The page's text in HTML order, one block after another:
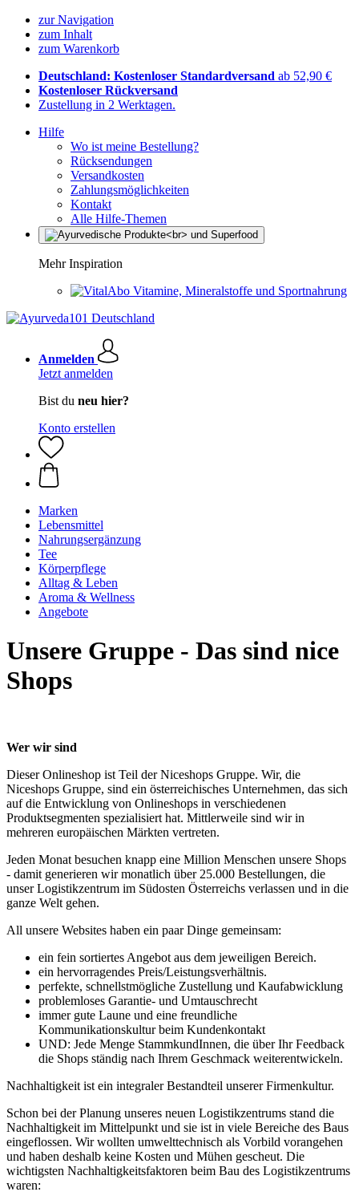
zur Navigation
zum Inhalt
zum Warenkorb
Deutschland: Kostenloser Standardversand ab 52,90 €
Kostenloser Rückversand
Zustellung in 2 Werktagen.
Hilfe
Wo ist meine Bestellung?
Rücksendungen
Versandkosten
Zahlungsmöglichkeiten
Kontakt
Alle Hilfe-Themen
Mehr Inspiration
Vitamine, Mineralstoffe und Sportnahrung
Anmelden
Jetzt anmelden
Bist du neu hier?
Konto erstellen
Marken
Lebensmittel
Nahrungsergänzung
Tee
Körperpflege
Alltag & Leben
Aroma & Wellness
Angebote
Unsere Gruppe - Das sind nice
Shops
Wer wir sind
Dieser Onlineshop ist Teil der Niceshops Gruppe. Wir, die
Niceshops Gruppe, sind ein österreichisches Unternehmen, das sich
auf die Entwicklung von Onlineshops in verschiedenen
Produktsegmenten spezialisiert hat. Mittlerweile sind wir in
mehreren europäischen Märkten vertreten.
Jeden Monat besuchen knapp eine Million Menschen unsere Shops
- damit generieren wir monatlich über 25.000 Bestellungen, die
unser Logistikzentrum im Südosten Österreichs verlassen und in die
ganze Welt gehen.
All unsere Websites haben ein paar Dinge gemeinsam:
ein fein sortiertes Angebot aus dem jeweiligen Bereich.
ein hervorragendes Preis/Leistungsverhältnis.
perfekte, schnellstmögliche Zustellung und Kaufabwicklung
problemloses Garantie- und Umtauschrecht
immer gute Laune und eine freundliche
Kommunikationskultur beim Kundenkontakt
UND: Jede Menge StammkundInnen, die über Ihr Feedback
die Shops ständig nach Ihrem Geschmack weiterentwickeln.
Nachhaltigkeit ist ein integraler Bestandteil unserer Firmenkultur.
Schon bei der Planung unseres neuen Logistikzentrums stand die
Nachhaltigkeit im Mittelpunkt und sie ist in viele Bereiche des Baus
eingeflossen. Wir wollten umwelttechnisch als Vorbild vorangehen
und haben deshalb keine Kosten und Mühen gescheut. Die
wichtigsten Nachhaltigkeitsfaktoren beim Bau des Logistikzentrums
waren: